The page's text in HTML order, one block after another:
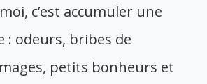
c’est accumuler une
: odeurs, bribes de
petits bonheurs et